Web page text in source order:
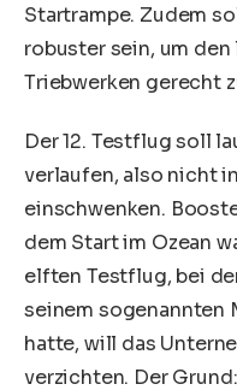
Startrampe. Zudem
robuster sein, um
Triebwerken gerecht
Der 12. Testflug soll
verlaufen, also nicht
einschwenken.
dem Start im Ozean
elften Testflug, bei
seinem sogenannten
hatte, will das
verzichten. Der